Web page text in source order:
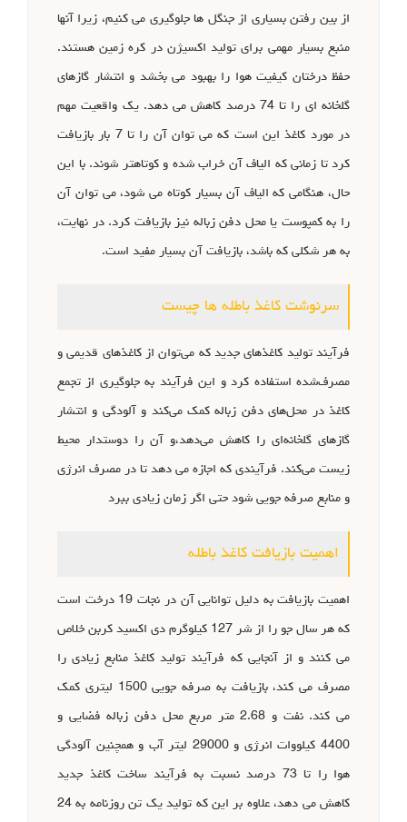
از بین رفتن بسیاری از جنگل ها جلوگیری می کنیم، زیرا آنها
منبع بسیار مهمی برای تولید اکسیژن در کره زمین هستند.
حفظ درختان کیفیت هوا را بهبود می بخشد و انتشار گازهای
گلخانه ای را تا 74 درصد کاهش می دهد. یک واقعیت مهم
در مورد کاغذ این است که می توان آن را تا 7 بار بازیافت
کرد تا زمانی که الیاف آن خراب شده و کوتاهتر شوند. با این
حال، هنگامی که الیاف آن بسیار کوتاه می شود، می توان آن
را به کمپوست یا محل دفن زباله نیز بازیافت کرد. در نهایت،
به هر شکلی که باشد، بازیافت آن بسیار مفید است.
سرنوشت کاغذ باطله ها چیست
فرآیند تولید کاغذهای جدید که می‌توان از کاغذهای قدیمی و
مصرف‌شده استفاده کرد و این فرآیند به جلوگیری از تجمع
کاغذ در محل‌های دفن زباله کمک می‌کند و آلودگی و انتشار
گازهای گلخانه‌ای را کاهش می‌دهد،و آن را دوستدار محیط
زیست می‌کند. فرآیندی که اجازه می دهد تا در مصرف انرژی
و منابع صرفه جویی شود حتی اگر زمان زیادی ببرد
اهمیت بازیافت کاغذ باطله
اهمیت بازیافت به دلیل توانایی آن در نجات 19 درخت است
که هر سال جو را از شر 127 کیلوگرم دی اکسید کربن خلاص
می کنند و از آنجایی که فرآیند تولید کاغذ منابع زیادی را
مصرف می کند، بازیافت به صرفه جویی 1500 لیتری کمک
می کند. نفت و 2.68 متر مربع محل دفن زباله فضایی و
4400 کیلووات انرژی و 29000 لیتر آب و همچنین آلودگی
هوا را تا 73 درصد نسبت به فرآیند ساخت کاغذ جدید
کاهش می دهد، علاوه بر این که تولید یک تن روزنامه به 24